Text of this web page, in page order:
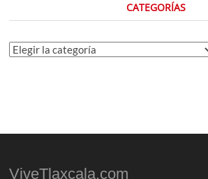
CATEGORÍAS
Categorías
ViveTlaxcala.com